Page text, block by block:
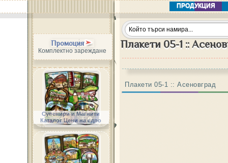
ПРОДУКЦИЯ
Плакети 05-1 ::
Плакети 05-1 :: Асеновград
Промоция
Комплектно зареждане
Сувенири и Магнити
Каталог Цени на едро